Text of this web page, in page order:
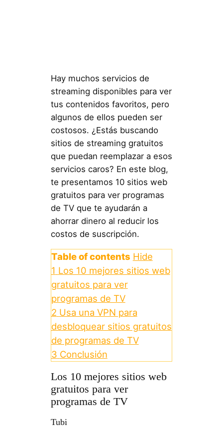
Hay muchos servicios de
streaming disponibles para ver
tus contenidos favoritos, pero
algunos de ellos pueden ser
costosos. ¿Estás buscando
sitios de streaming gratuitos
que puedan reemplazar a esos
servicios caros? En este blog,
te presentamos 10 sitios web
gratuitos para ver programas
de TV que te ayudarán a
ahorrar dinero al reducir los
costos de suscripción.
Table of contents Hide
1 Los 10 mejores sitios web
gratuitos para ver
programas de TV
2 Usa una VPN para
desbloquear sitios gratuitos
de programas de TV
3 Conclusión
Los 10 mejores sitios web
gratuitos para ver
programas de TV
Tubi